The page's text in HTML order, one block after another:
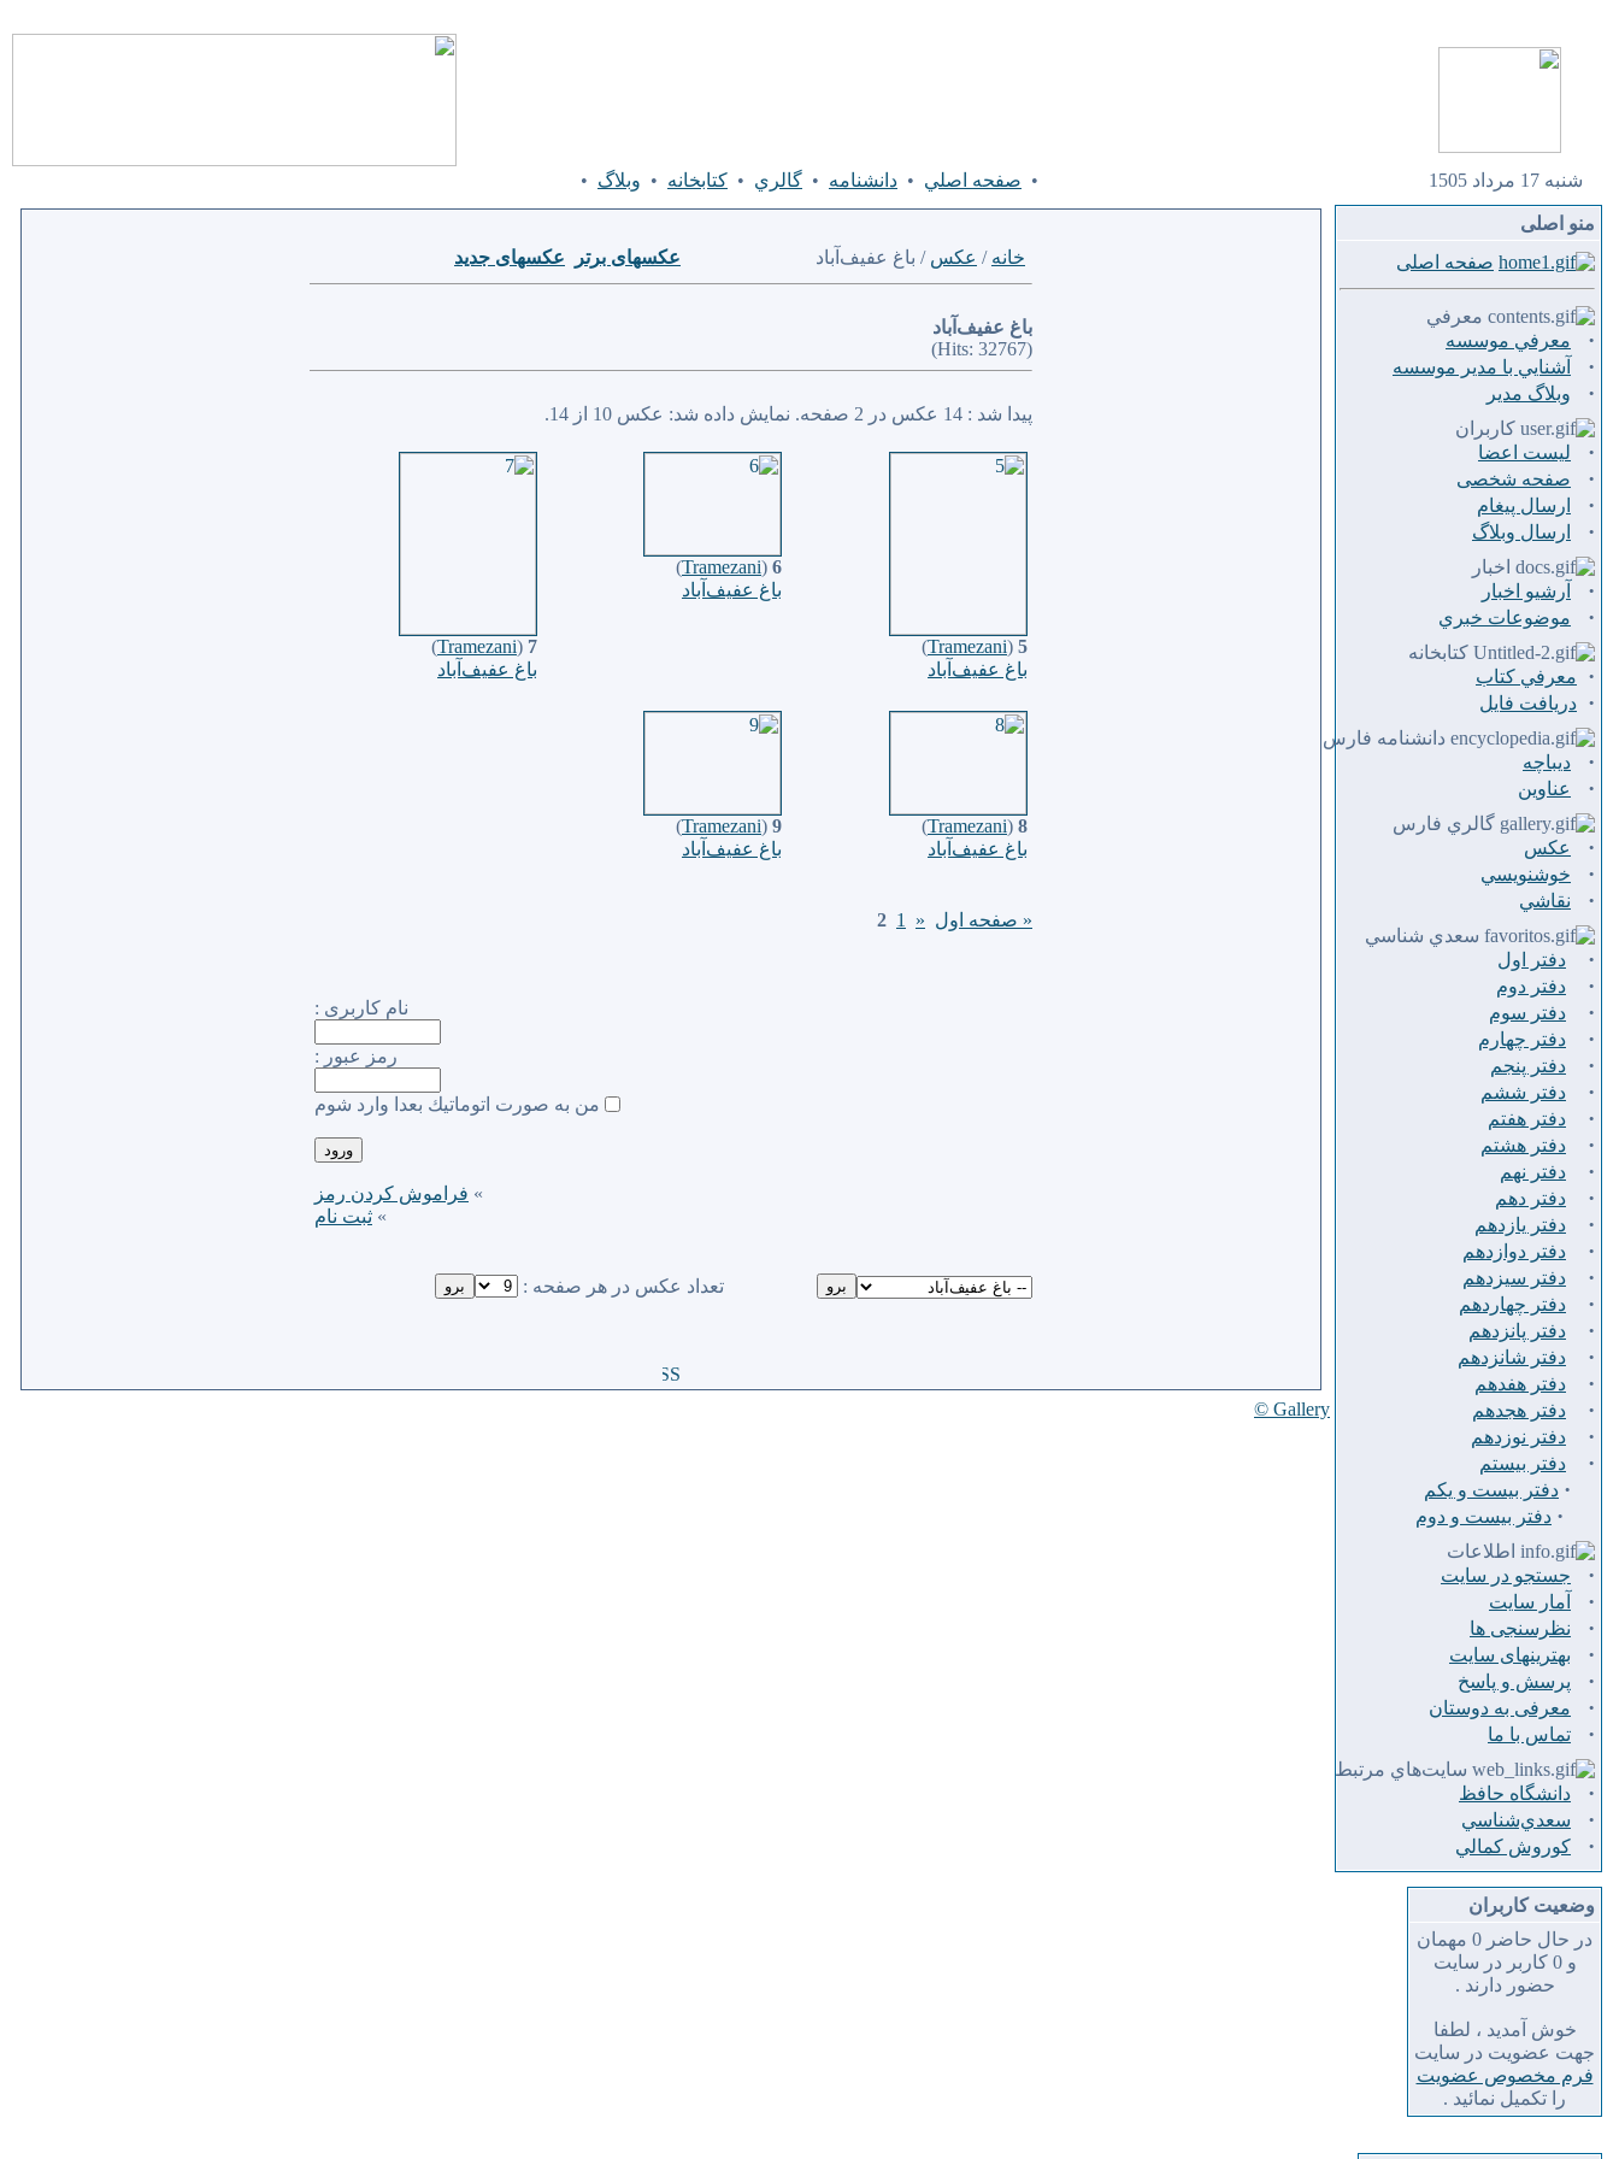
شنبه 17 مرداد 1505 • صفحه اصلي • دانشنامه • گالري • كتابخانه • وبلاگ •
منو اصلی
صفحه اصلی
معرفي
· معرفي موسسه
· آشنايي با مدير موسسه
·
وبلاگ مدير
کاربران
· لیست اعضا
· صفحه شخصی
· ارسال پيغام
·
ارسال وبلاگ
اخبار
· آرشیو اخبار
·
موضوعات خبري
كتابخانه
· معرفي كتاب
· دريافت فايل
دانشنامه فارس
· ديباچه
·
عناوين
گالري فارس
· عكس
· خوشنويسي
·
نقاشي
سعدي شناسي
· دفتر اول
· دفتر دوم
· دفتر سوم
· دفتر چهارم
· دفتر پنجم
· دفتر ششم
· دفتر هفتم
· دفتر هشتم
· دفتر نهم
· دفتر دهم
· دفتر يازدهم
· دفتر دوازدهم
· دفتر سيزدهم
· دفتر چهاردهم
· دفتر پانزدهم
· دفتر شانزدهم
· دفتر هفدهم
· دفتر هجدهم
· دفتر نوزدهم
· دفتر بیستم
· دفتر بیست و یکم
· دفتر بیست و دوم
اطلاعات
· جستجو در سایت
· آمار سایت
· نظرسنجی ها
· بهترینهای سایت
· پرسش و پاسخ
· معرفی به دوستان
·
تماس با ما
سايت‌هاي مرتبط
· دانشگاه حافظ
· سعدي‌شناسي
· كوروش كمالي
وضعیت کاربران
در حال حاضر 0 مهمان
و 0 کاربر در سایت
حضور دارند .
خوش آمدید ، لطفا
جهت عضویت در سایت
فرم مخصوص عضویت
را تکمیل نمائید .
خانه / عكس / باغ عفيف‌آباد عكسهای برتر عكسهای جدید
باغ عفيف‌آباد
(Hits: 32767)
پیدا شد : 14 عكس در 2 صفحه. نمایش داده شد: عكس 10 از 14.
5
(
Tramezani
)
باغ عفيف‌آباد
6
(
Tramezani
)
باغ عفيف‌آباد
7
(
Tramezani
)
باغ عفيف‌آباد
8
(
Tramezani
)
باغ عفيف‌آباد
9
(
Tramezani
)
باغ عفيف‌آباد
« صفحه اول «
1
2
نام كاربری :
رمز عبور :
من به صورت اتوماتیك بعدا وارد شوم
» فراموش كردن رمز
» ثبت نام
تعداد عكس در هر صفحه :
Gallery ©